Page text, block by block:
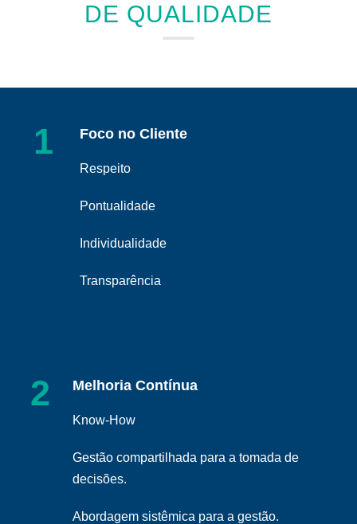
DE QUALIDADE
1 Foco no Cliente
Respeito
Pontualidade
Individualidade
Transparência
2 Melhoria Contínua
Know-How
Gestão compartilhada para a tomada de
decisões.
Abordagem sistêmica para a gestão.